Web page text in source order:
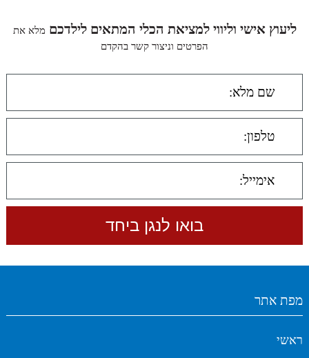
ליעוץ אישי וליווי למציאת הכלי המתאים לילדכם מלא את
הפרטים וניצור קשר בהקדם
מפת אתר
ראשי